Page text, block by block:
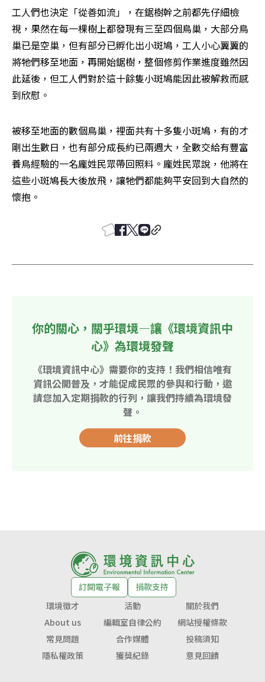
工人們也決定「從善如流」，在鋸樹幹之前都先仔細檢
視，果然在每一棵樹上都發現有三至四個鳥巢，大部分鳥
巢已是空巢，但有部分已孵化出小斑鳩，工人小心翼翼的
將牠們移至地面，再開始鋸樹，整個修剪作業進度雖然因
此延後，但工人們對於這十餘隻小斑鳩能因此被解救而感
到欣慰。
被移至地面的數個鳥巢，裡面共有十多隻小斑鳩，有的才
剛出生數日，也有部分成長約已兩週大，全數交給有豐富
養鳥經驗的一名龐姓民眾帶回照料。龐姓民眾說，他將在
這些小斑鳩長大後放飛，讓牠們都能夠平安回到大自然的
懷抱。
你的關心，關乎環境—讓《環境資訊中
心》為環境發聲
《環境資訊中心》需要你的支持！我們相信唯有
資訊公開普及，才能促成民眾的參與和行動，邀
請您加入定期捐款的行列，讓我們持續為環境發
聲。
前往捐款
訂閱電子報
捐款支持
環境徵才
活動
關於我們
About us
編輯室自律公約
網站授權條款
常見問題
合作媒體
投稿須知
隱私權政策
獲獎紀錄 意見回饋